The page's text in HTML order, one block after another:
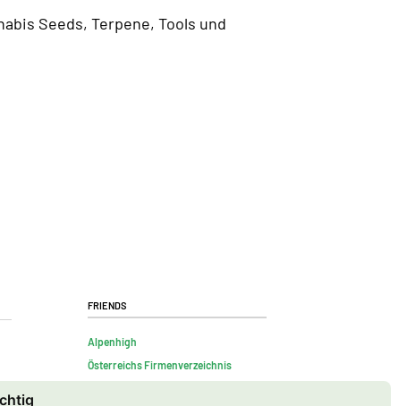
Seeds, Terpene, Tools und
Friends
Alpenhigh
Österreichs Firmenverzeichnis